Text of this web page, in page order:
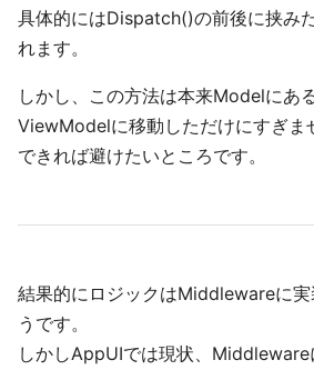
具体的にはDispatch()の前後に挟み
れます。
しかし、この方法は本来Modelにあ
ViewModelに移動しただけにすぎま
できれば避けたいところです。
結果的にロジックはMiddlewareに実
うです。
しかしAppUIでは現状、Middleware